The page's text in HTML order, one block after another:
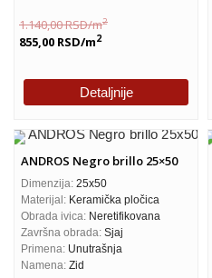
1.140,00RSD/m2
855,00 RSD/m2
Detaljnije
ANDROS Negro brillo 25×50
Dimenzija: 25x50
Materijal: Keramička pločica
Obrada ivica: Neretifikovana
Završna obrada: Sjaj
Primena: Unutrašnja
Namena: Zid